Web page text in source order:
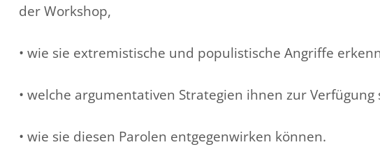
der Workshop,
• wie sie extremistische und populistische Angriffe
• welche argumentativen Strategien ihnen zur Verfügung
• wie sie diesen Parolen entgegenwirken können.